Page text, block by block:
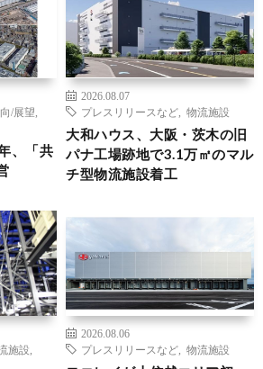
/展望
、「共
2026.08.07
プレスリリースなど
物流施設
大和ハウス、大阪・茨木の旧
パナ工場跡地で3.1万㎡のマル
チ型物流施設着工
施設
2026.08.06
プレスリリースなど
物流施設